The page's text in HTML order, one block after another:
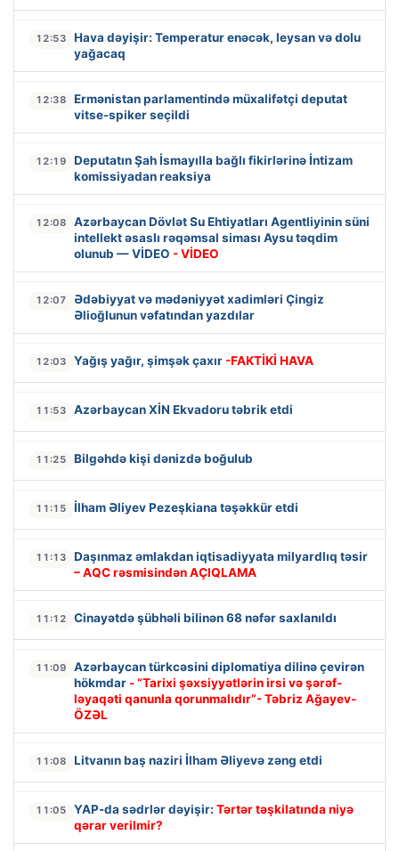
12:53
Hava dəyişir: Temperatur enəcək, leysan və dolu
yağacaq
12:38
Ermənistan parlamentində müxalifətçi deputat
vitse-spiker seçildi
12:19
Deputatın Şah İsmayılla bağlı fikirlərinə İntizam
komissiyadan reaksiya
12:08
Azərbaycan Dövlət Su Ehtiyatları Agentliyinin süni
intellekt əsaslı rəqəmsal siması Aysu təqdim
olunub — VİDEO - VİDEO
12:07
Ədəbiyyat və mədəniyyət xadimləri Çingiz
Əlioğlunun vəfatından yazdılar
12:03 Yağış yağır, şimşək çaxır -FAKTİKİ HAVA
11:53 Azərbaycan XİN Ekvadoru təbrik etdi
11:25 Bilgəhdə kişi dənizdə boğulub
11:15 İlham Əliyev Pezeşkiana təşəkkür etdi
11:13
Daşınmaz əmlakdan iqtisadiyyata milyardlıq təsir
– AQC rəsmisindən AÇIQLAMA
11:12 Cinayətdə şübhəli bilinən 68 nəfər saxlanıldı
11:09
Azərbaycan türkcəsini diplomatiya dilinə çevirən
hökmdar - “Tarixi şəxsiyyətlərin irsi və şərəf-
ləyaqəti qanunla qorunmalıdır”- Təbriz Ağayev-
ÖZƏL
11:08 Litvanın baş naziri İlham Əliyevə zəng etdi
11:05 YAP-da sədrlər dəyişir: Tərtər təşkilatında niyə
qərar verilmir?